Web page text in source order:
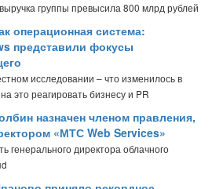
группы превысила 800 млрд рублей
операционная система:
представили фокусы
исследовании – что изменилось в
это реагировать бизнесу и PR
назначен членом правления,
«МТС Web Services»
генерального директора облачного